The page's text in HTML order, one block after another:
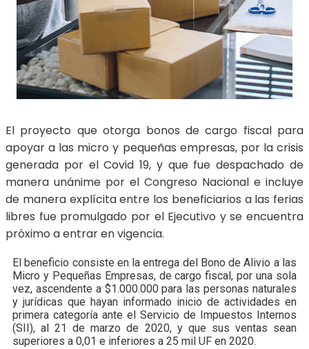
El proyecto que otorga bonos de cargo fiscal para
apoyar a las micro y pequeñas empresas, por la crisis
generada por el Covid 19, y que fue despachado de
manera unánime por el Congreso Nacional e incluye
de manera explícita entre los beneficiarios a las ferias
libres fue promulgado por el Ejecutivo y se encuentra
próximo a entrar en vigencia.
El beneficio consiste en la entrega del Bono de Alivio a las
Micro y Pequeñas Empresas, de cargo fiscal, por una sola
vez, ascendente a $1.000.000 para las personas naturales
y jurídicas que hayan informado inicio de actividades en
primera categoría ante el Servicio de Impuestos Internos
(SII), al 21 de marzo de 2020, y que sus ventas sean
superiores a 0,01 e inferiores a 25 mil UF en 2020.